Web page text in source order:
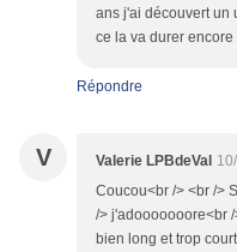
ans j'ai découvert un
ce la va durer
Répondre
V Valerie LPBdeVal
Coucou<br /> <br />
/> j'adooooooore<br
bien long et trop